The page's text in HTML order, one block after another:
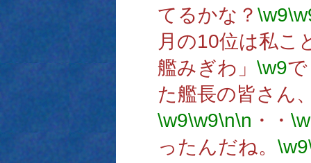
てるかな？ \w9
月の10位は私こ
艦みぎわ」 \w9
た艦長の皆さん
\w9\w9\n\n ・・
ったんだね。 \w9